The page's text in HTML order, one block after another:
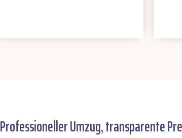
Professioneller Umzug, transparente